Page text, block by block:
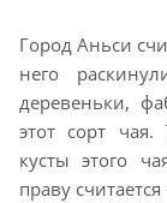
Город Аньси
него
деревеньки,
этот сорт чая.
кусты этого
праву